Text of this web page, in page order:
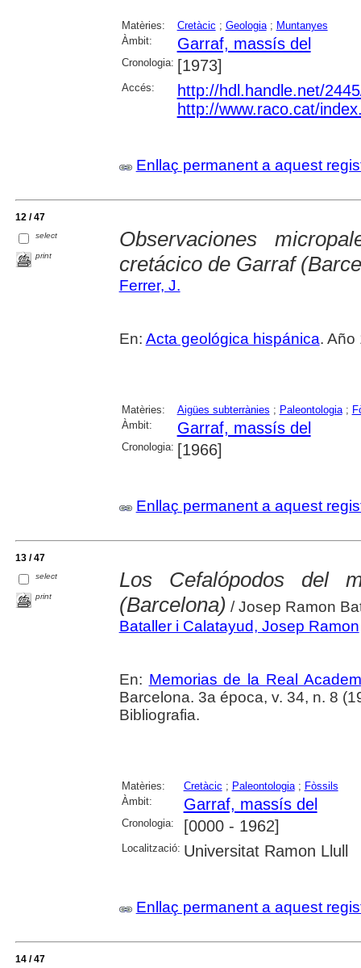
Matèries: Cretàcic ; Geologia; Muntanyes
Àmbit:
Garraf, massís del
Cronologia: [1973]
Accés:
http://hdl.handle.net/
http://www.raco.cat/
Enllaç permanent a aquest
12 / 47
select
print
Observaciones
cretácico de Garraf
Ferrer, J.
En: Acta geológica hispánica. Año
Matèries: Aigües subterrànies ; Paleontologia;
Àmbit:
Garraf, massís del
Cronologia: [1966]
Enllaç permanent a aquest
13 / 47
select
print
Los Cefalópodos del
(Barcelona) / Josep Ramon
Bataller i Calatayud, Josep Ramon
En: Memorias de la Real
Barcelona. 3a época, v. 34, n. 8
Bibliografia.
Matèries: Cretàcic ; Paleontologia; Fòssils
Àmbit:
Garraf, massís del
Cronologia: [0000 - 1962]
Localització: Universitat Ramon Llull
Enllaç permanent a aquest
14 / 47